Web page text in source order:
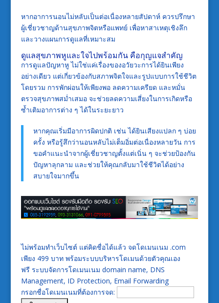
หากอาการนอนไม่หลับเป็นต่อเนื่องหลายสัปดาห์ ควรปรึกษา
ผู้เชี่ยวชาญด้านสุขภาพจิตหรือแพทย์ เพื่อหาสาเหตุเชิงลึก
และวางแผนการดูแลที่เหมาะสม
ดูแลสุขภาพหูและใจไปพร้อมกัน คือกุญแจสำคัญ
การดูแลปัญหาหู ไม่ใช่แค่เรื่องของอวัยวะการได้ยินเพียง
อย่างเดียว แต่เกี่ยวข้องกับสภาพจิตใจและรูปแบบการใช้ชีวิต
โดยรวม การพักผ่อนให้เพียงพอ ลดความเครียด และหมั่น
ตรวจสุขภาพสม่ำเสมอ จะช่วยลดความเสี่ยงในการเกิดหรือ
ซ้ำเติมอาการต่าง ๆ ได้ในระยะยาว
หากคุณเริ่มมีอาการผิดปกติ เช่น ได้ยินเสียงแปลก ๆ บ่อย
ครั้ง หรือรู้สึกว่านอนหลับไม่เต็มอิ่มต่อเนื่องหลายวัน การ
ขอคำแนะนำจากผู้เชี่ยวชาญตั้งแต่เนิ่น ๆ จะช่วยป้องกัน
ปัญหาลุกลาม และช่วยให้คุณกลับมาใช้ชีวิตได้อย่าง
สบายใจมากขึ้น
ไม่พร้อมทำเว็บไซต์ แต่คิดชื่อได้แล้ว จดโดเมนเนม .com
เพียง 499 บาท พร้อมระบบบริหารโดเมนด้วยตัวคุณเอง
ฟรี ระบบจัดการโดเมนเนม domain name, DNS
Management, ID Protection, Email Forwarding
กรอกชื่อโดเมนเนมที่ต้องการจด: